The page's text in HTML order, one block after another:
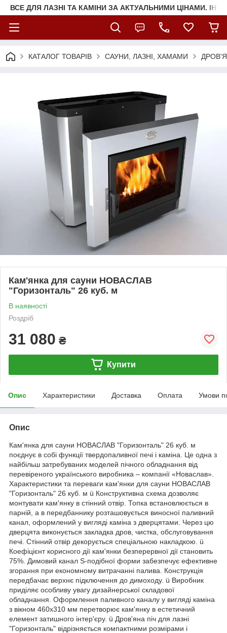
ВСЕ ДЛЯ ЛАЗНІ ТА КАМІНИ ЗА АКТУАЛЬНИМИ ЦІНАМИ.
КАТАЛОГ ТОВАРІВ САУНИ, ЛАЗНІ, ХАМАМИ
Кам'янка для сауни НОВАСЛАВ
"Горизонталь" 26 куб. м
В наявності
Роздріб
31 080 ₴
Купити
Опис Характеристики Доставка Оплата Умови
Опис
Кам'янка для сауни НОВАСЛАВ "Горизонталь" 26 куб. м
поєднує в собі функції твердопаливної печі і каміна. Це одна з
найбільш затребуваних моделей пічного обладнання від
перевіреного українського виробника – компанії «Новаслав».
Характеристики та переваги кам'янки для сауни НОВАСЛАВ
"Горизонталь" 26 куб. м ü Конструктивна схема дозволяє
монтувати кам'янку в стінний отвір. Топка встановлюється в
парній, а в передбаннику розташовується виносної паливний
канал, оформлений у вигляді каміна з дверцятами. Через цю
дверцята виконується закладка дров, чистка, обслуговування
печі. Стінний отвір декорується спеціальною накладкою. ü
Коефіцієнт корисного дії кам'янки безперервної дії становить
75%. Димовий канал S-подібної форми забезпечує ефективне
згорання при економному витрачанні палива. Конструкція
передбачає верхнє підключення до димоходу. ü Виробник
приділяє особливу увагу дизайнерської складової
обладнання. Оформлення паливного каналу у вигляді каміна
з вікном 460х310 мм перетворює кам'янку в естетичний
елемент затишного інтер'єру. ü Дров'яна піч для лазні
"Горизонталь" відрізняється компактними розмірами і